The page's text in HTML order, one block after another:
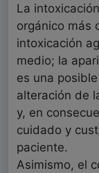
La
orgánico más
intoxicación
medio; la
es una
alteración de
y, en
cuidado y
paciente.
Asimismo, el